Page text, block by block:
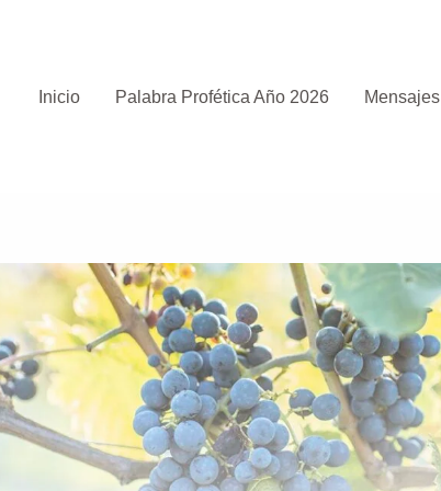
Inicio Palabra Profética Año 2026 Mensajes